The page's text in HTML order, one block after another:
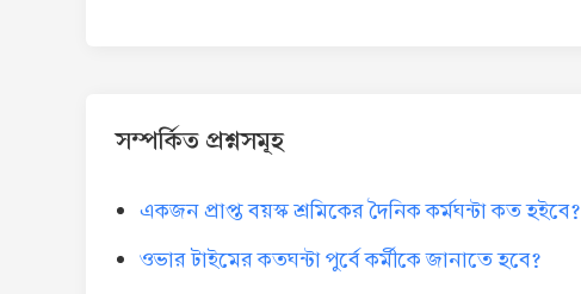
সম্পর্কিত প্রশ্নসমূহ
একজন প্রাপ্ত বয়স্ক শ্রমিকের দৈনিক কর্মঘন্টা কত হইবে?
ওভার টাইমের কতঘন্টা পুর্বে কর্মীকে জানাতে হবে?